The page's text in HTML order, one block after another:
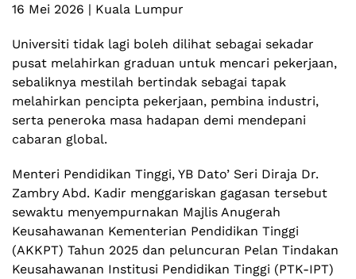
16 Mei 2026 | Kuala Lumpur
Universiti tidak lagi boleh dilihat sebagai sekadar
pusat melahirkan graduan untuk mencari pekerjaan,
sebaliknya mestilah bertindak sebagai tapak
melahirkan pencipta pekerjaan, pembina industri,
serta peneroka masa hadapan demi mendepani
cabaran global.
Menteri Pendidikan Tinggi, YB Dato’ Seri Diraja Dr.
Zambry Abd. Kadir menggariskan gagasan tersebut
sewaktu menyempurnakan Majlis Anugerah
Keusahawanan Kementerian Pendidikan Tinggi
(AKKPT) Tahun 2025 dan peluncuran Pelan Tindakan
Keusahawanan Institusi Pendidikan Tinggi (PTK-IPT)